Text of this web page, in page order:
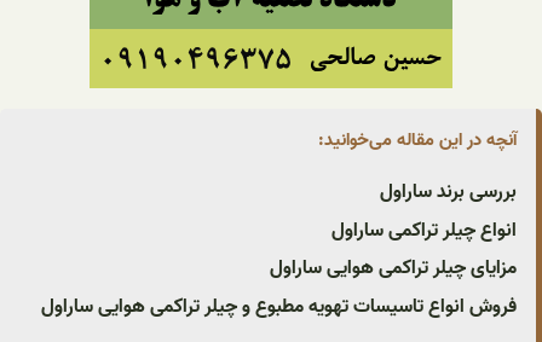
آنچه در این مقاله می‌خوانید:
بررسی برند ساراول
انواع چیلر تراکمی ساراول
مزایای چیلر تراکمی هوایی ساراول
فروش انواع تاسیسات تهویه مطبوع و چیلر تراکمی هوایی ساراول